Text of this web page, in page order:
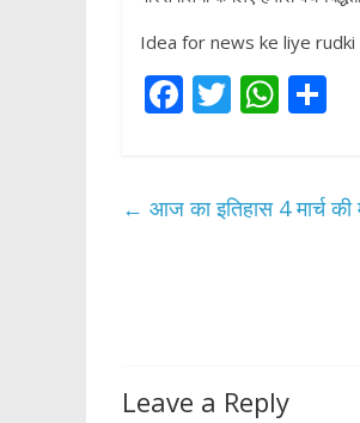
Idea for news ke liye
F
b
T
er
W
s e
← आज का इतिहास 4 मार्च की
Leave a Reply